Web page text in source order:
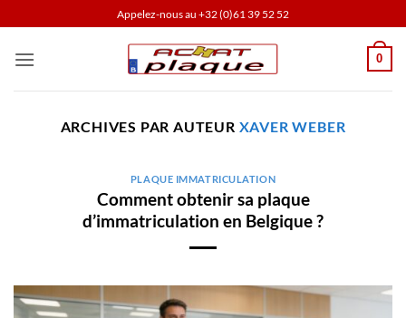
au
contenu
Appelez-nous au +32 (0)61 39 52 52
0
ARCHIVES PAR AUTEUR XAVER WEBER
PLAQUE IMMATRICULATION
Comment obtenir sa plaque
d’immatriculation en Belgique ?